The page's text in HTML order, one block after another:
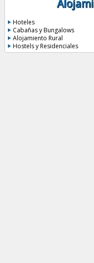
Hoteles
Cabañas y Bungalows
Alojamiento Rural
Hostels y Residenciales